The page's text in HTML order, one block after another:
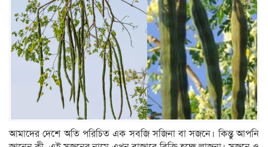
আমাদের দেশে অতি পরিচিত এক সবজি সজিনা বা সজনে। কিন্তু আপনি